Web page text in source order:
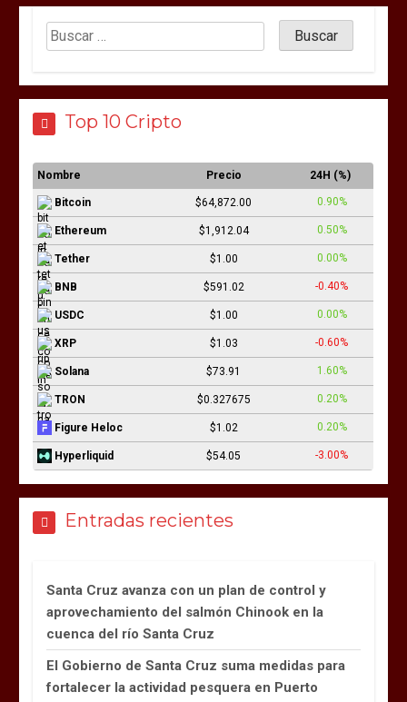
Top 10 Cripto
Nombre Precio 24H (%)
Bitcoin $64,872.00 0.90%
Ethereum $1,912.04 0.50%
Tether $1.00 0.00%
BNB $591.02 -0.40%
USDC $1.00 0.00%
XRP $1.03 -0.60%
Solana $73.91 1.60%
TRON $0.327675 0.20%
Figure Heloc $1.02 0.20%
Hyperliquid $54.05 -3.00%
Entradas recientes
Santa Cruz avanza con un plan de control y
aprovechamiento del salmón Chinook en la
cuenca del río Santa Cruz
El Gobierno de Santa Cruz suma medidas para
fortalecer la actividad pesquera en Puerto